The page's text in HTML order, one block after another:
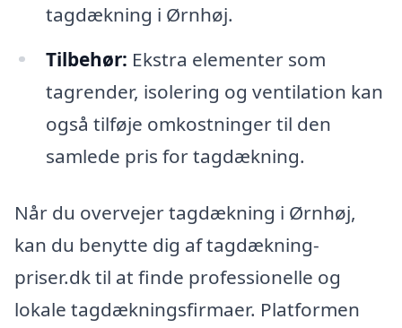
tagdækning i Ørnhøj.
Tilbehør: Ekstra elementer som
tagrender, isolering og ventilation kan
også tilføje omkostninger til den
samlede pris for tagdækning.
Når du overvejer tagdækning i Ørnhøj,
kan du benytte dig af tagdækning-
priser.dk til at finde professionelle og
lokale tagdækningsfirmaer. Platformen